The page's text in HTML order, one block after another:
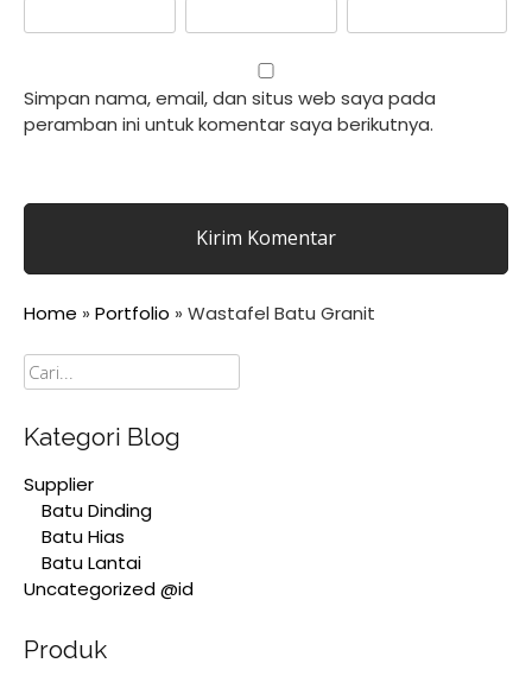
Simpan nama, email, dan situs web saya pada
peramban ini untuk komentar saya berikutnya.
Home » Portfolio » Wastafel Batu Granit
Cari
Kategori Blog
Supplier
Batu Dinding
Batu Hias
Batu Lantai
Uncategorized @id
Produk